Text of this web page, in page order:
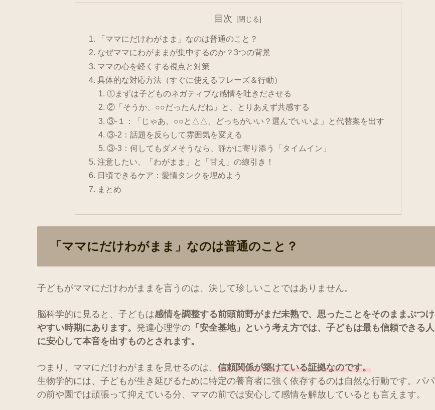
目次
「ママにだけわがまま」なのは普通のこと？
なぜママにわがままが集中するのか？3つの背景
ママの心を軽くする視点と対策
具体的な対応方法（すぐに使えるフレーズ＆行動）
①まずは子どものネガティブな感情を吐きださせる
②「そうか、○○だったんだね」と、とりあえず共感する
③-１：「じゃあ、○○と△△、どっちがいい？選んでいいよ」と代替案を出す
③-2：話題を反らして雰囲気を変える
③-3：何してもダメそうなら、静かに寄り添う「タイムイン」
注意したい、「わがまま」と「甘え」の線引き！
日頃できるケア：愛情タンクを埋めよう
まとめ
「ママにだけわがまま」なのは普通のこと？
子どもがママにだけわがままを言うのは、決して珍しいことではありません。
脳科学的に見ると、子どもは感情を調整する前頭前野がまだ未熟で、思ったことをそのままぶつけ
やすい時期にあります。 発達心理学の 「安全基地」という考え方では、子どもは最も信頼できる人
に安心して本音を出すものとされます。
つまり、ママにだけわがままを見せるのは、 信頼関係が築けている証拠なのです。
生物学的には、子どもが生き延びるために特定の養育者に強く依存するのは自然な行動です。パパ
の前や園では頑張って抑えている分、ママの前では安心して感情を解放しているとも言えます。